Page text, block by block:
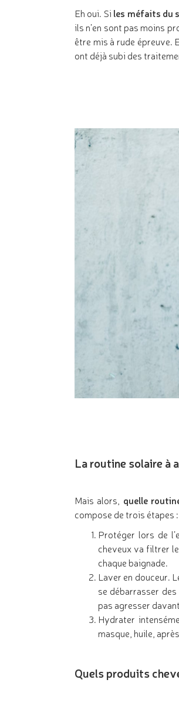
Eh oui. Si les méfaits du
ils n’en sont pas moins
être mis à rude épreuve.
ont déjà subi des
La routine solaire à
Mais alors, quelle
compose de trois étapes :
Protéger lors de
cheveux va filtrer
chaque baignade.
Laver en douceur.
se débarrasser
pas agresser
Hydrater
masque, huile,
Quels produits